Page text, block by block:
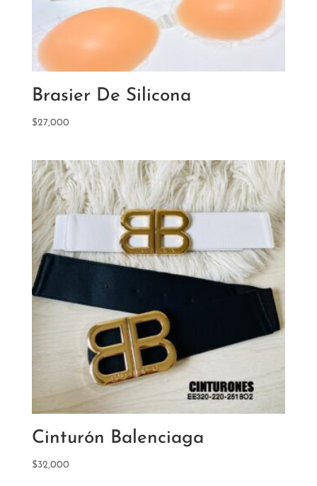
Brasier De Silicona
$27,000
Cinturón Balenciaga
$32,000